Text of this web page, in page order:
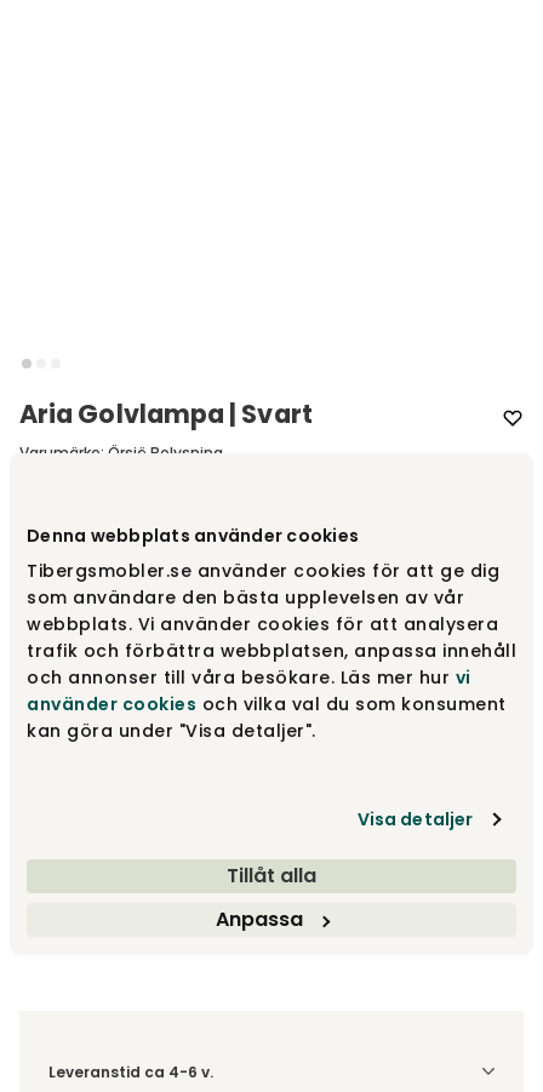
Denna webbplats använder cookies
Tibergsmobler.se använder cookies för att ge dig
som användare den bästa upplevelsen av vår
webbplats. Vi använder cookies för att analysera
trafik och förbättra webbplatsen, anpassa innehåll
och annonser till våra besökare. Läs mer hur vi
använder cookies och vilka val du som konsument
kan göra under "Visa detaljer".
Visa detaljer
Tillåt alla
Anpassa
Aria Golvlampa | Svart
Varumärke: Örsjö Belysning
Svart
Vit 12 000 kr
Lägg i varukorg
Fri frakt över 1.500 kr
Leveranstid ca 4-6 v.